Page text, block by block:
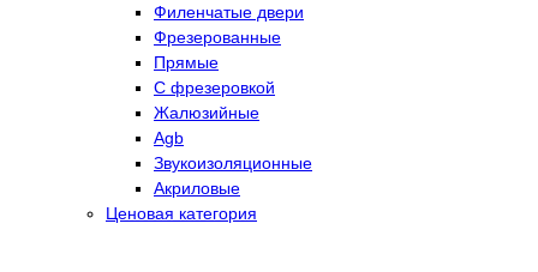
Филенчатые двери
Фрезерованные
Прямые
С фрезеровкой
Жалюзийные
Agb
Звукоизоляционные
Акриловые
Ценовая категория